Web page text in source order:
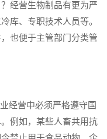
经营生物制品有更为严
库、专职技术人员等。
也便于主管部门分类管
营中必须严格遵守国
例如，某些人畜共用抗